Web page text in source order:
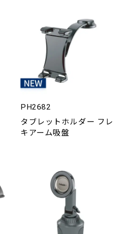
PH2682
タブレットホルダー フレ
キアーム吸盤